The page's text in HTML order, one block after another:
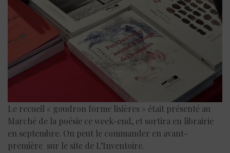
Le recueil « goudron forme lisières » était présenté au
Marché de la poésie ce week-end, et sortira en librairie
en septembre. On peut le commander en avant-
première sur le site de L’Inventoire.